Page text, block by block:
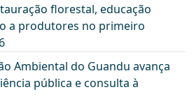
florestal, educação
a produtores no primeiro
Ambiental do Guandu avança
pública e consulta à